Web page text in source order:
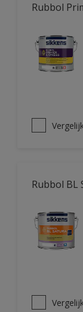
Rubbol
Rubbol BL